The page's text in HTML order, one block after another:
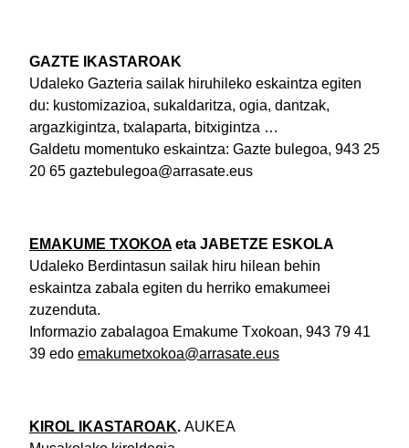
GAZTE IKASTAROAK
Udaleko Gazteria sailak hiruhileko eskaintza egiten
du: kustomizazioa, sukaldaritza, ogia, dantzak,
argazkigintza, txalaparta, bitxigintza …
Galdetu momentuko eskaintza: Gazte bulegoa, 943 25
20 65 gaztebulegoa@arrasate.eus
EMAKU ME TXOKOA eta JABETZE ESKOLA
Udaleko Berdintasun sailak hiru hilean behin
eskaintza zabala egiten du herriko emakumeei
zuzenduta.
Informazio zabalagoa Emakume Txokoan, 943 79 41
39 edo emakumetxokoa@arrasate.eus
KIROL IKASTAROAK. AUKEA